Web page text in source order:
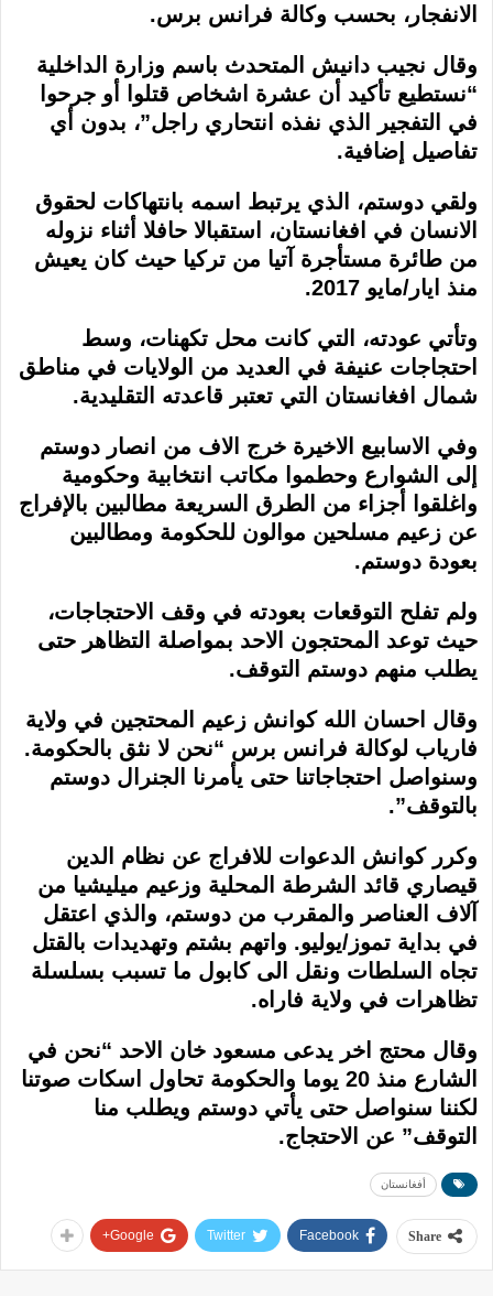
الانفجار، بحسب وكالة فرانس برس.
وقال نجيب دانيش المتحدث باسم وزارة الداخلية
“نستطيع تأكيد أن عشرة اشخاص قتلوا أو جرحوا
في التفجير الذي نفذه انتحاري راجل”، بدون أي
تفاصيل إضافية.
ولقي دوستم، الذي يرتبط اسمه بانتهاكات لحقوق
الانسان في افغانستان، استقبالا حافلا أثناء نزوله
من طائرة مستأجرة آتيا من تركيا حيث كان يعيش
منذ ايار/مايو 2017.
وتأتي عودته، التي كانت محل تكهنات، وسط
احتجاجات عنيفة في العديد من الولايات في مناطق
شمال افغانستان التي تعتبر قاعدته التقليدية.
وفي الاسابيع الاخيرة خرج الاف من انصار دوستم
إلى الشوارع وحطموا مكاتب انتخابية وحكومية
واغلقوا أجزاء من الطرق السريعة مطالبين بالإفراج
عن زعيم مسلحين موالون للحكومة ومطالبين
بعودة دوستم.
ولم تفلح التوقعات بعودته في وقف الاحتجاجات،
حيث توعد المحتجون الاحد بمواصلة التظاهر حتى
يطلب منهم دوستم التوقف.
وقال احسان الله كوانش زعيم المحتجين في ولاية
فارياب لوكالة فرانس برس “نحن لا نثق بالحكومة.
وسنواصل احتجاجاتنا حتى يأمرنا الجنرال دوستم
بالتوقف”.
وكرر كوانش الدعوات للافراج عن نظام الدين
قيصاري قائد الشرطة المحلية وزعيم ميليشيا من
آلاف العناصر والمقرب من دوستم، والذي اعتقل
في بداية تموز/يوليو. واتهم بشتم وتهديدات بالقتل
تجاه السلطات ونقل الى كابول ما تسبب بسلسلة
تظاهرات في ولاية فاراه.
وقال محتج اخر يدعى مسعود خان الاحد “نحن في
الشارع منذ 20 يوما والحكومة تحاول اسكات صوتنا
لكننا سنواصل حتى يأتي دوستم ويطلب منا
التوقف” عن الاحتجاج.
أفغانستان
Share
Facebook
Twitter
Google+